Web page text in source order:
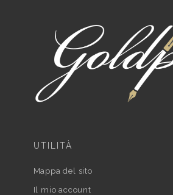
UTILITÀ
Mappa del sito
Il mio account